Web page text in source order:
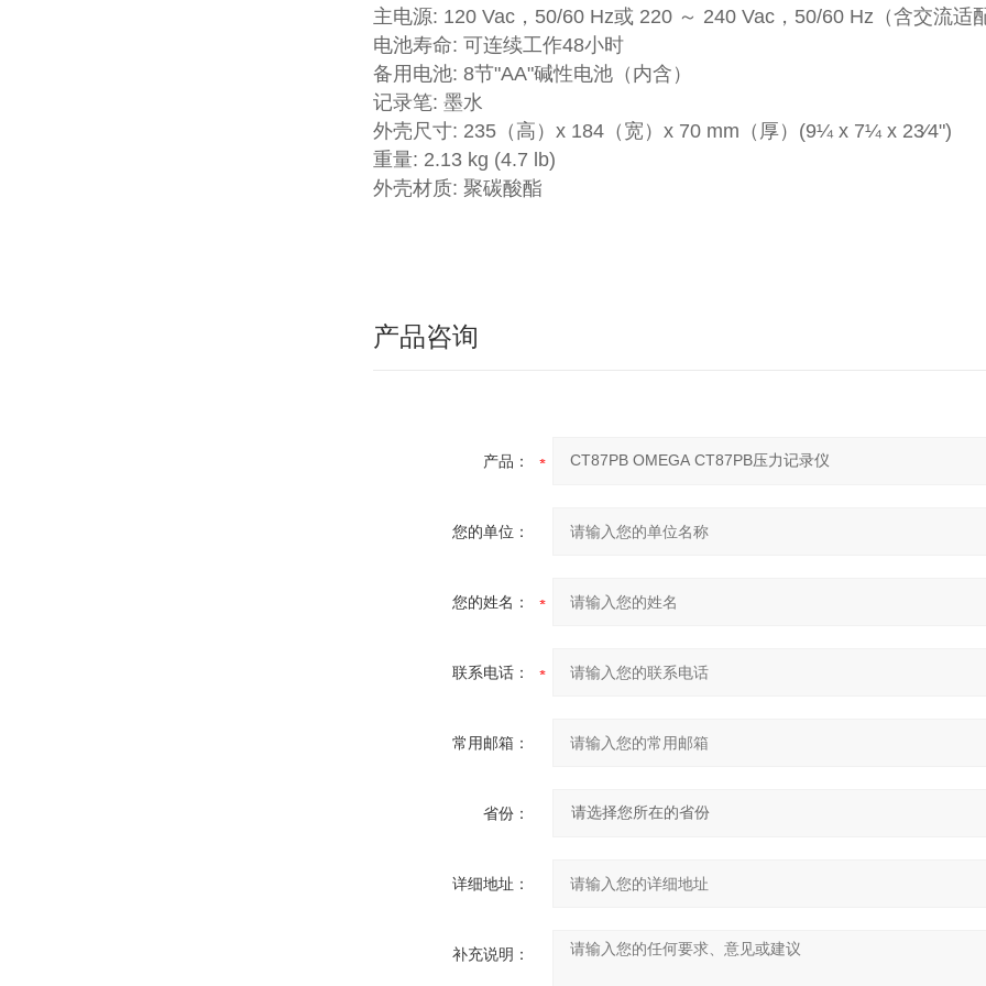
主电源: 120 Vac，50/60 Hz或 220 ～ 240 Vac，50/60 Hz（含交流适
电池寿命: 可连续工作48小时
备用电池: 8节"AA"碱性电池（内含）
记录笔: 墨水
外壳尺寸: 235（高）x 184（宽）x 70 mm（厚）(9¼ x 7¼ x 23⁄4")
重量: 2.13 kg (4.7 lb)
外壳材质: 聚碳酸酯
产品咨询
产品：
您的单位：
您的姓名：
联系电话：
常用邮箱：
省份：
详细地址：
补充说明：